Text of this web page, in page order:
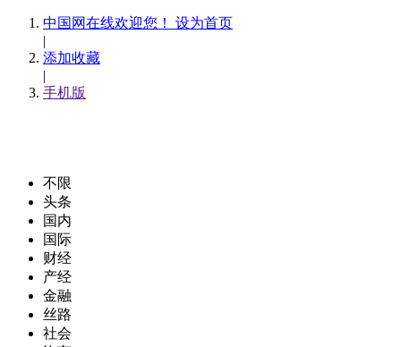
中国网在线欢迎您！ 设为首页
|
添加收藏
|
手机版
不限
头条
国内
国际
财经
产经
金融
丝路
社会